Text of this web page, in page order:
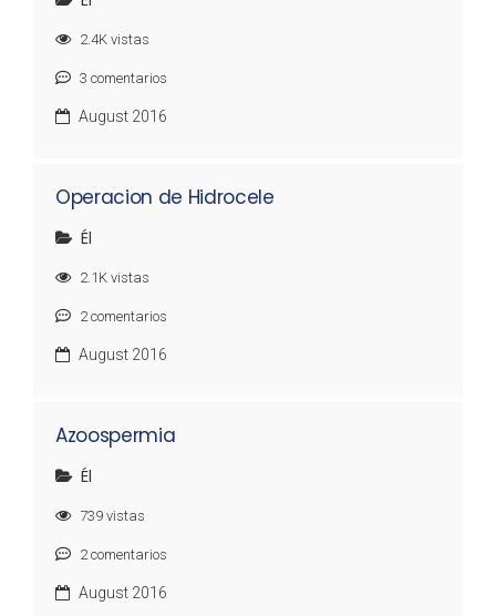
2.4K vistas
3 comentarios
August 2016
Operacion de Hidrocele
Él
2.1K vistas
2comentarios
August 2016
Azoospermia
Él
739 vistas
2comentarios
August 2016